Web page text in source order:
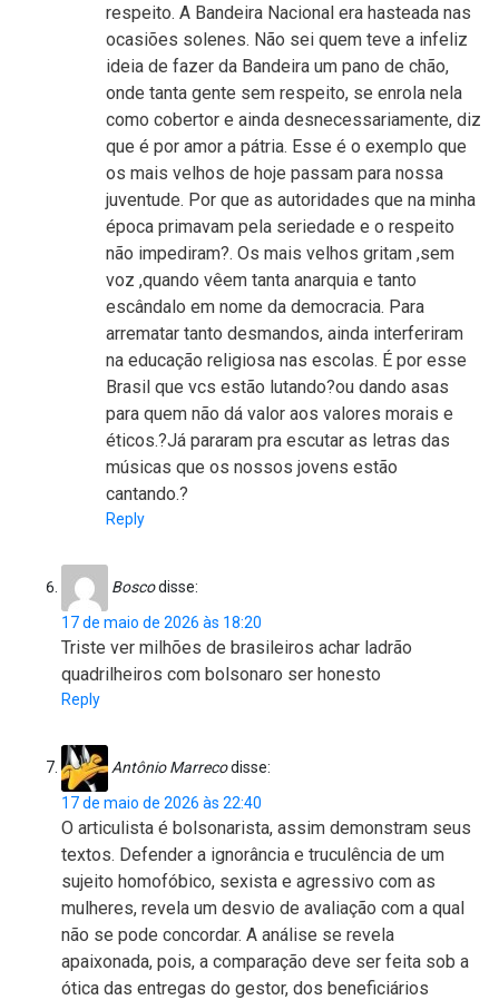
respeito. A Bandeira Nacional era hasteada nas
ocasiões solenes. Não sei quem teve a infeliz
ideia de fazer da Bandeira um pano de chão,
onde tanta gente sem respeito, se enrola nela
como cobertor e ainda desnecessariamente, diz
que é por amor a pátria. Esse é o exemplo que
os mais velhos de hoje passam para nossa
juventude. Por que as autoridades que na minha
época primavam pela seriedade e o respeito
não impediram?. Os mais velhos gritam ,sem
voz ,quando vêem tanta anarquia e tanto
escândalo em nome da democracia. Para
arrematar tanto desmandos, ainda interferiram
na educação religiosa nas escolas. É por esse
Brasil que vcs estão lutando?ou dando asas
para quem não dá valor aos valores morais e
éticos.?Já pararam pra escutar as letras das
músicas que os nossos jovens estão
cantando.?
Reply
Boscodisse:
17 de maio de 2026 às 18:20
Triste ver milhões de brasileiros achar ladrão
quadrilheiros com bolsonaro ser honesto
Reply
Antônio Marrecodisse:
17 de maio de 2026 às 22:40
O articulista é bolsonarista, assim demonstram seus
textos. Defender a ignorância e truculência de um
sujeito homofóbico, sexista e agressivo com as
mulheres, revela um desvio de avaliação com a qual
não se pode concordar. A análise se revela
apaixonada, pois, a comparação deve ser feita sob a
ótica das entregas do gestor, dos beneficiários